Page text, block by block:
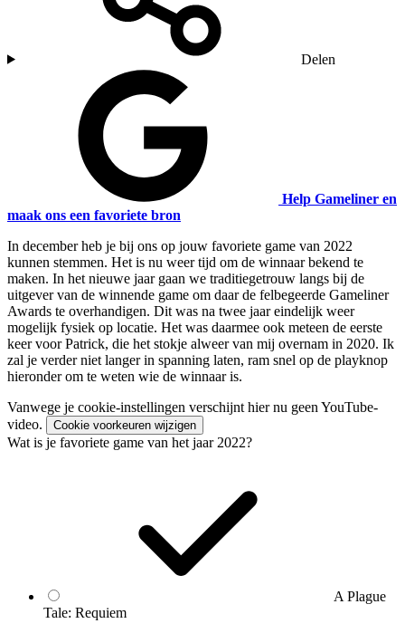
Delen
Help Gameliner en
maak ons een favoriete bron
In december heb je bij ons op jouw favoriete game van 2022
kunnen stemmen. Het is nu weer tijd om de winnaar bekend te
maken. In het nieuwe jaar gaan we traditiegetrouw langs bij de
uitgever van de winnende game om daar de felbegeerde Gameliner
Awards te overhandigen. Dit was na twee jaar eindelijk weer
mogelijk fysiek op locatie. Het was daarmee ook meteen de eerste
keer voor Patrick, die het stokje alweer van mij overnam in 2020. Ik
zal je verder niet langer in spanning laten, ram snel op de playknop
hieronder om te weten wie de winnaar is.
Vanwege je cookie-instellingen verschijnt hier nu geen YouTube-
video.
Cookie voorkeuren wijzigen
Wat is je favoriete game van het jaar 2022?
A Plague
Tale: Requiem